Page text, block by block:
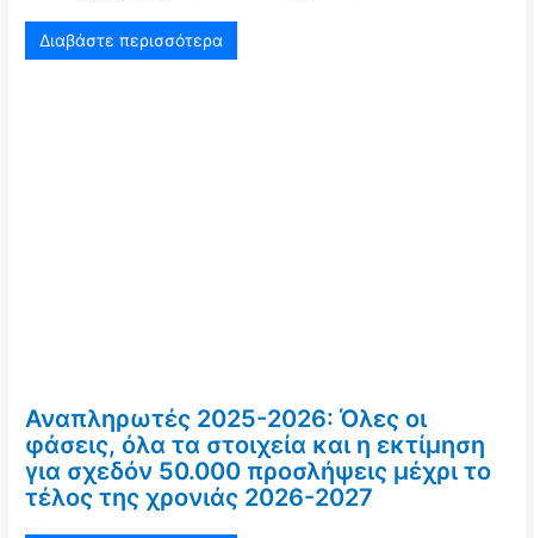
Διαβάστε περισσότερα
Αναπληρωτές 2025-2026: Όλες οι
φάσεις, όλα τα στοιχεία και η εκτίμηση
για σχεδόν 50.000 προσλήψεις μέχρι το
τέλος της χρονιάς 2026-2027